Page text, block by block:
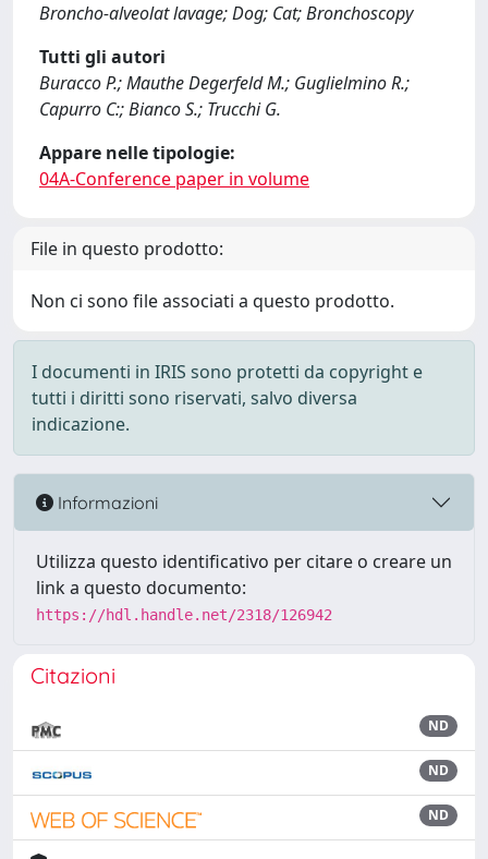
Broncho-alveolat lavage; Dog; Cat; Bronchoscopy
Tutti gli autori
Buracco P.; Mauthe Degerfeld M.; Guglielmino R.;
Capurro C:; Bianco S.; Trucchi G.
Appare nelle tipologie:
04A-Conference paper in volume
File in questo prodotto:
Non ci sono file associati a questo prodotto.
I documenti in IRIS sono protetti da copyright e
tutti i diritti sono riservati, salvo diversa
indicazione.
Informazioni
Utilizza questo identificativo per citare o creare un
link a questo documento:
https://hdl.handle.net/2318/126942
Citazioni
ND
ND
ND